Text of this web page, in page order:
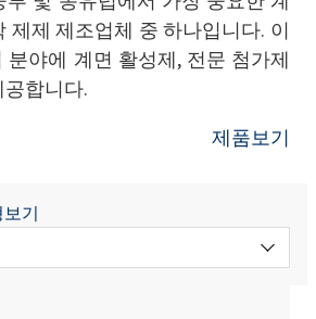
제제 제조업체 중 하나입니다. 이
분야에 계면 활성제, 전문 첨가제
합니다.
제품보기
기